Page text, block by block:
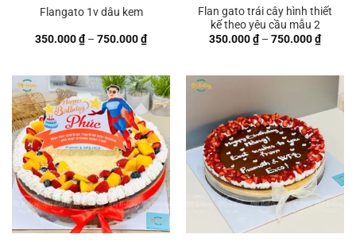
Flangato 1v dâu kem
350.000₫ – 750.000₫Khoảng
giá:
đến
750.000 ₫
Flan gato trái cây hình thiết
kế theo yêu cầu mẫu 2
350.000₫ – 750.000₫
giá:
đến